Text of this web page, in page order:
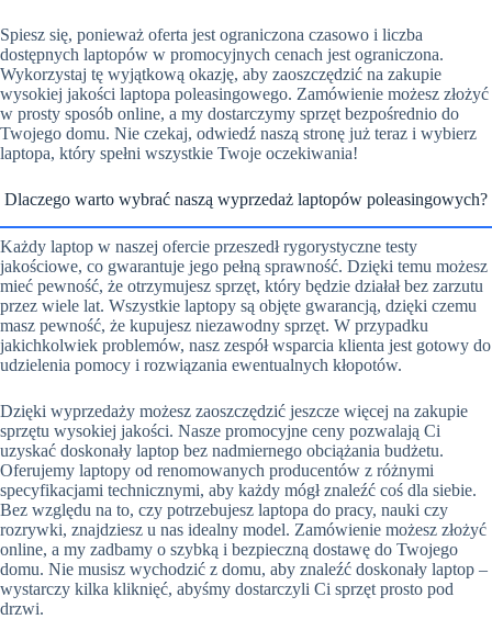
Spiesz się, ponieważ oferta jest ograniczona czasowo i liczba
dostępnych laptopów w promocyjnych cenach jest ograniczona.
Wykorzystaj tę wyjątkową okazję, aby zaoszczędzić na zakupie
wysokiej jakości laptopa poleasingowego. Zamówienie możesz złożyć
w prosty sposób online, a my dostarczymy sprzęt bezpośrednio do
Twojego domu. Nie czekaj, odwiedź naszą stronę już teraz i wybierz
laptopa, który spełni wszystkie Twoje oczekiwania!
Dlaczego warto wybrać naszą wyprzedaż laptopów poleasingowych?
Każdy laptop w naszej ofercie przeszedł rygorystyczne testy
jakościowe, co gwarantuje jego pełną sprawność. Dzięki temu możesz
mieć pewność, że otrzymujesz sprzęt, który będzie działał bez zarzutu
przez wiele lat. Wszystkie laptopy są objęte gwarancją, dzięki czemu
masz pewność, że kupujesz niezawodny sprzęt. W przypadku
jakichkolwiek problemów, nasz zespół wsparcia klienta jest gotowy do
udzielenia pomocy i rozwiązania ewentualnych kłopotów.
Dzięki wyprzedaży możesz zaoszczędzić jeszcze więcej na zakupie
sprzętu wysokiej jakości. Nasze promocyjne ceny pozwalają Ci
uzyskać doskonały laptop bez nadmiernego obciążania budżetu.
Oferujemy laptopy od renomowanych producentów z różnymi
specyfikacjami technicznymi, aby każdy mógł znaleźć coś dla siebie.
Bez względu na to, czy potrzebujesz laptopa do pracy, nauki czy
rozrywki, znajdziesz u nas idealny model. Zamówienie możesz złożyć
online, a my zadbamy o szybką i bezpieczną dostawę do Twojego
domu. Nie musisz wychodzić z domu, aby znaleźć doskonały laptop –
wystarczy kilka kliknięć, abyśmy dostarczyli Ci sprzęt prosto pod
drzwi.